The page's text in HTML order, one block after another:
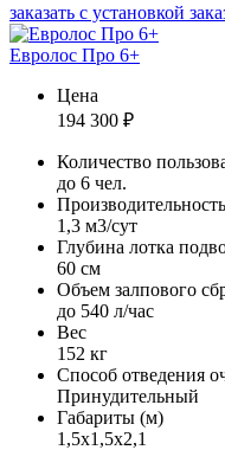
заказать с установкой
Евролос Про 6+
Цена
194 300 ₽
Количество
до 6 чел.
Производительность
1,3 м3/сут
Глубина лотка
60 см
Объем залпового
до 540 л/час
Вес
152 кг
Способ отведения
Принудительный
Габариты (м)
1,5х1,5х2,1